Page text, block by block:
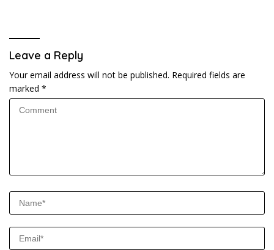
Leave a Reply
Your email address will not be published. Required fields are
marked *